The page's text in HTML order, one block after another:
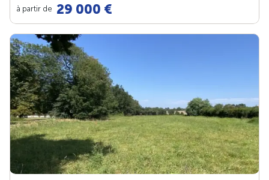
à partir de 29 000 €